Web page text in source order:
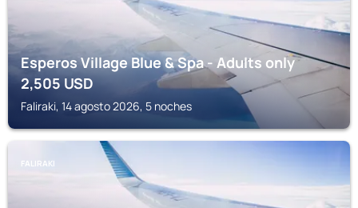
Esperos Village Blue & Spa - Adults only
2,505USD
Faliraki, 14 agosto 2026, 5 noches
FALIRAKI